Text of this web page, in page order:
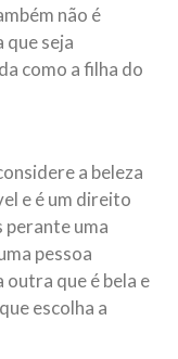
não é
que seja
como a filha do
a beleza
e é um direito
perante uma
pessoa
que é bela e
escolha a